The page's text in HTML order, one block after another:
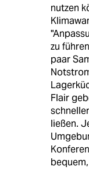
nutzen
zu
paar
Flair
ließen.